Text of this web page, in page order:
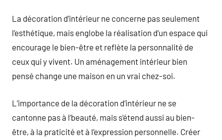
La décoration d’intérieur ne concerne pas seulement
l’esthétique, mais englobe la réalisation d’un espace qui
encourage le bien-être et reflète la personnalité de
ceux qui y vivent. Un aménagement intérieur bien
pensé change une maison en un vrai chez-soi.
L’importance de la décoration d’intérieur ne se
cantonne pas à l’beauté, mais s’étend aussi au bien-
être, à la praticité et à l’expression personnelle. Créer